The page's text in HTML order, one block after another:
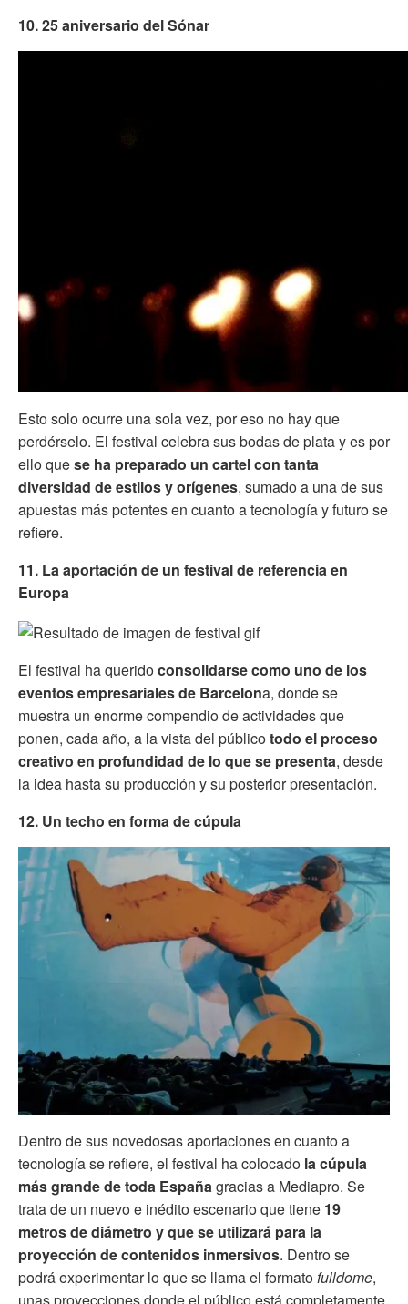
10. 25 aniversario del Sónar
Esto solo ocurre una sola vez, por eso no hay que
perdérselo. El festival celebra sus bodas de plata y es por
ello quese ha preparado un cartel con tanta
diversidad de estilos y orígenes, sumado a una de sus
apuestas más potentes en cuanto a tecnología y futuro se
refiere.
11. La aportación de un festival de referencia en
Europa
El festival ha queridoconsolidarse como uno de los
eventos empresariales de Barcelona, donde se
muestra un enorme compendio de actividades que
ponen, cada año, a la vista del públicotodo el proceso
creativo en profundidad de lo que se presenta, desde
la idea hasta su producción y su posterior presentación.
12. Un techo en forma de cúpula
Dentro de sus novedosas aportaciones en cuanto a
tecnología se refiere, el festival ha colocado la cúpula
más grande de toda Españagracias a Mediapro. Se
trata de un nuevo e inédito escenario que tiene 19
metros de diámetro y que se utilizará para la
proyección de contenidos inmersivos. Dentro se
podrá experimentar lo que se llama el formatofulldome,
unas proyecciones donde el público está completamente